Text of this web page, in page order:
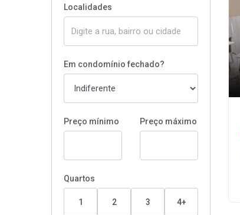
Localidades
Em condomínio fechado?
Preço mínimo Preço máximo
Quartos
1 2 3 4+